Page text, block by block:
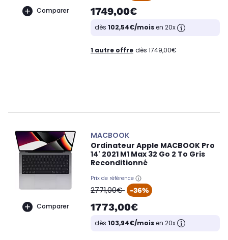
Comparer 1749,00€
dès 102,54€/moisen 20x
1 autre offre dès 1749,00€
Comparer
MACBOOK
Ordinateur Apple MACBOOK Pro
14' 2021 M1 Max 32 Go 2 To Gris
Reconditionné
Prix de référence
oldPrice
2771,00€ -36%
1773,00€
dès 103,94€/moisen 20x